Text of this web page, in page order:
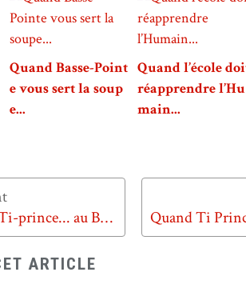
Quand Basse-Point
e vous sert la soup
e...
Quand l’école
réapprendre l’Hu
main...
L'écho d'avant et Ti-prince... au Bonheur des livres mercredi 15 avril
ARTICLE